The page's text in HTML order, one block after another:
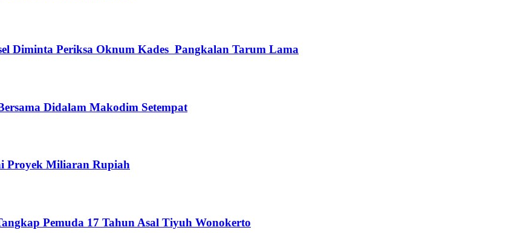
Diminta Periksa Oknum Kades Pangkalan Tarum Lama
Didalam Makodim Setempat
Proyek Miliaran Rupiah
Pemuda 17 Tahun Asal Tiyuh Wonokerto